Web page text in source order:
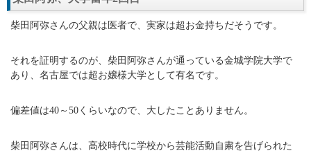
柴田阿弥さんの父親は医者で、実家は超お金持ちだそうです。
それを証明するのが、柴田阿弥さんが通っている金城学院大学で
あり、名古屋では超お嬢様大学として有名です。
偏差値は40～50くらいなので、大したことありません。
柴田阿弥さんは、高校時代に学校から芸能活動自粛を告げられた